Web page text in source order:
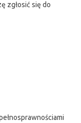
zgłosić się do